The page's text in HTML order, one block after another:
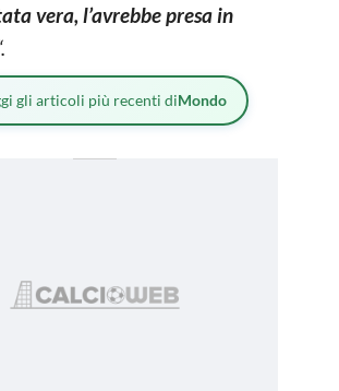
vera, l’avrebbe presa in
gli articoli più recenti diMondo